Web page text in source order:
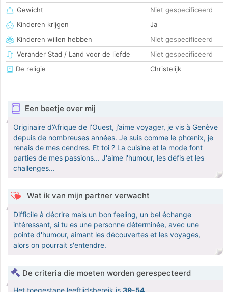
Gewicht
Niet gespecificeerd
Kinderen krijgen
Ja
Kinderen willen hebben
Niet gespecificeerd
Verander Stad / Land voor de liefde
Niet gespecificeerd
De religie
Christelijk
Een beetje over mij
Originaire d’Afrique de l’Ouest, j’aime voyager, je vis à Genève
depuis de nombreuses années. Je suis comme le phœnix, je
renais de mes cendres. Et toi ? La cuisine et la mode font
parties de mes passions... J'aime l'humour, les défis et les
challenges...
Wat ik van mijn partner verwacht
Difficile à décrire mais un bon feeling, un bel échange
intéressant, si tu es une personne déterminée, avec une
pointe d'humour, aimant les découvertes et les voyages,
alors on pourrait s'entendre.
De criteria die moeten worden gerespecteerd